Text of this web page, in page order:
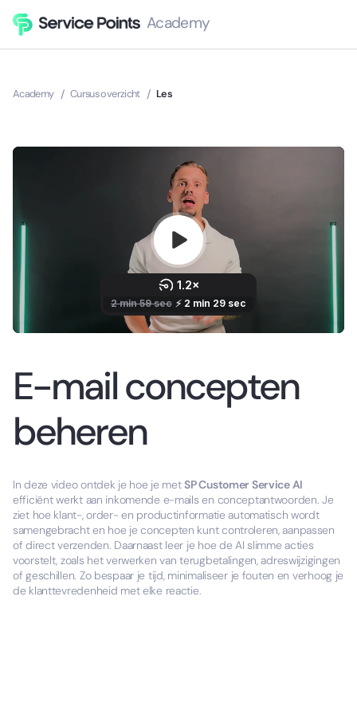
Academy
Academy / Cursus overzicht / Les
E-mail concepten
beheren
In deze video ontdek je hoe je metSP Customer Service AI
efficiënt werkt aan inkomende e-mails en conceptantwoorden. Je
ziet hoe klant-, order- en productinformatie automatisch wordt
samengebracht en hoe je concepten kunt controleren, aanpassen
of direct verzenden. Daarnaast leer je hoe de AI slimme acties
voorstelt, zoals het verwerken van terugbetalingen, adreswijzigingen
of geschillen. Zo bespaar je tijd, minimaliseer je fouten en verhoog je
de klanttevredenheid met elke reactie.